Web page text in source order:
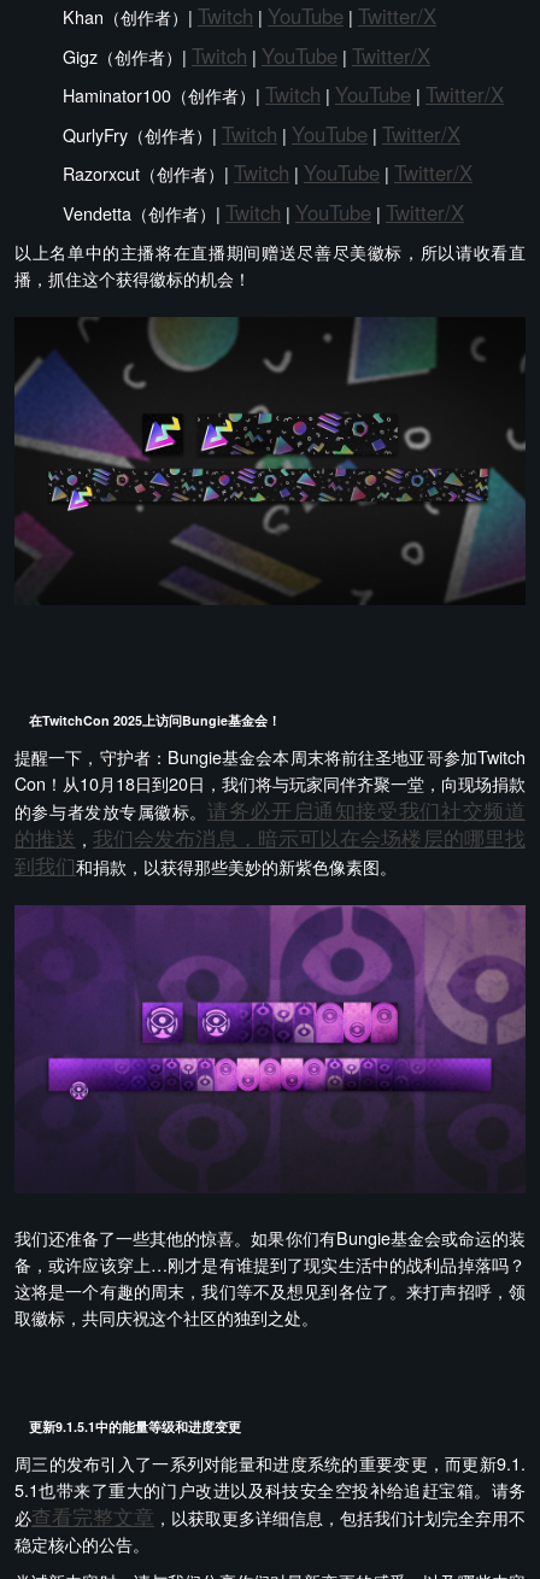
Khan（创作者）| Twitch | YouTube| Twitter/X
Gigz（创作者）| Twitch | YouTube| Twitter/X
Haminator100（创作者）| Twitch | YouTube| Twitter/X
QurlyFry（创作者）| Twitch | YouTube| Twitter/X
Razorxcut（创作者）| Twitch | YouTube| Twitter/X
Vendetta（创作者）| Twitch | YouTube| Twitter/X
以上名单中的主播将在直播期间赠送尽善尽美徽标，所以请收看直
播，抓住这个获得徽标的机会！
在TwitchCon 2025上访问Bungie基金会！
提醒一下，守护者：Bungie基金会本周末将前往圣地亚哥参加Twitch
Con！从10月18日到20日，我们将与玩家同伴齐聚一堂，向现场捐款
的参与者发放专属徽标。 请务必开启通知接受我们社交频道
的推送 ， 我们会发布消息，暗示可以在会场楼层的哪里找
到我们和捐款，以获得那些美妙的新紫色像素图。
我们还准备了一些其他的惊喜。如果你们有Bungie基金会或命运的装
备，或许应该穿上…刚才是有谁提到了现实生活中的战利品掉落吗？
这将是一个有趣的周末，我们等不及想见到各位了。来打声招呼，领
取徽标，共同庆祝这个社区的独到之处。
更新9.1.5.1中的能量等级和进度变更
周三的发布引入了一系列对能量和进度系统的重要变更，而更新9.1.
5.1也带来了重大的门户改进以及科技安全空投补给追赶宝箱。请务
必查看完整文章 ，以获取更多详细信息，包括我们计划完全弃用不
稳定核心的公告。